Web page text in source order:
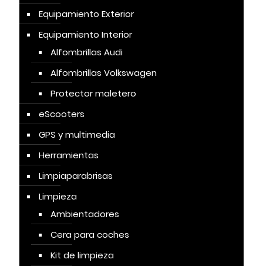
Equipamiento Exterior
Equipamiento Interior
Alfombrillas Audi
Alfombrillas Volkswagen
Protector maletero
eScooters
GPS y multimedia
Herramientas
Limpiaparabrisas
Limpieza
Ambientadores
Cera para coches
Kit de limpieza